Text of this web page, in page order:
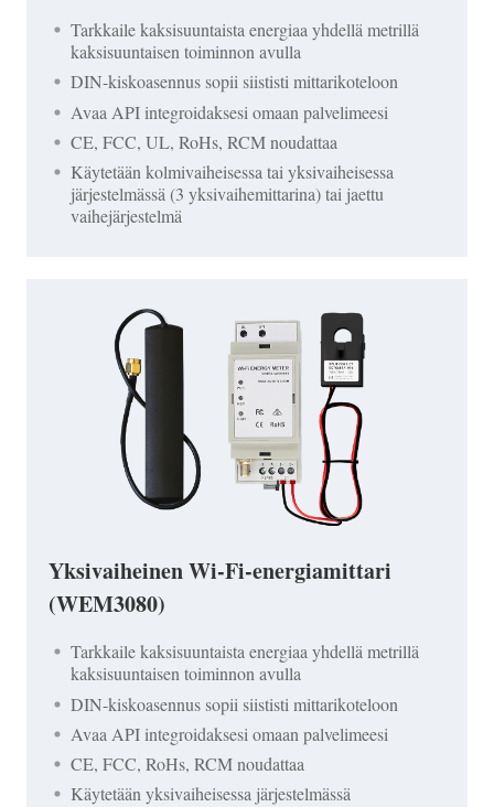
Tarkkaile kaksisuuntaista energiaa yhdellä metrillä
kaksisuuntaisen toiminnon avulla
DIN-kiskoasennus sopii siististi mittarikoteloon
Avaa API integroidaksesi omaan palvelimeesi
CE, FCC, UL, RoHs, RCM noudattaa
Käytetään kolmivaiheisessa tai yksivaiheisessa
järjestelmässä (3 yksivaihemittarina) tai jaettu
vaihejärjestelmä
Yksivaiheinen Wi-Fi-energiamittari
(WEM3080)
Tarkkaile kaksisuuntaista energiaa yhdellä metrillä
kaksisuuntaisen toiminnon avulla
DIN-kiskoasennus sopii siististi mittarikoteloon
Avaa API integroidaksesi omaan palvelimeesi
CE, FCC, RoHs, RCM noudattaa
Käytetään yksivaiheisessa järjestelmässä